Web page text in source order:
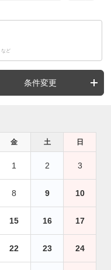
など
条件変更
金 土 日
1 2 3
8 9 10
15 16 17
22 23 24